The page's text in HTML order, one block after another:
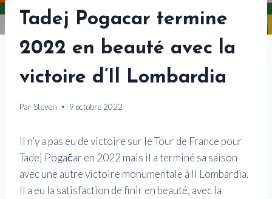
Tadej Pogacar termine
2022 en beauté avec la
victoire d’Il Lombardia
Par Steven 9 octobre 2022
Il n’y a pas eu de victoire sur le Tour de France pour
Tadej Pogačar en 2022 mais il a terminé sa saison
avec une autre victoire monumentale à Il Lombardia.
Il a eu la satisfaction de finir en beauté, avec la